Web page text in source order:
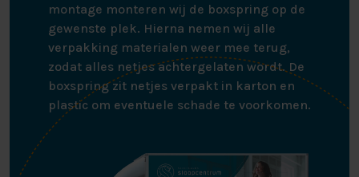
montage monteren wij de boxspring op de
gewenste plek. Hierna nemen wij alle
verpakking materialen weer mee terug,
zodat alles netjes achtergelaten wordt. De
boxspring zit netjes verpakt in karton en
plastic om eventuele schade te voorkomen.